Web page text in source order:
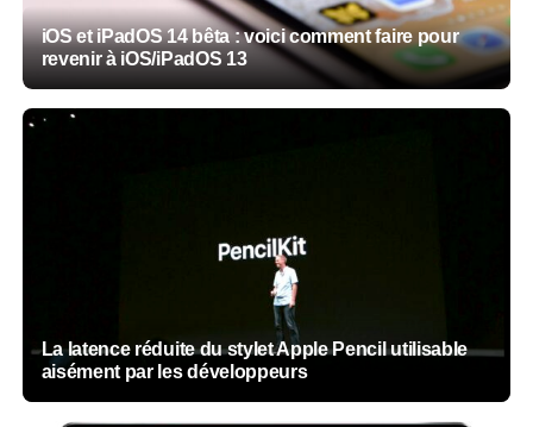
iOS et iPadOS 14 bêta : voici comment faire pour
revenir à iOS/iPadOS 13
La latence réduite du stylet Apple Pencil utilisable
aisément par les développeurs